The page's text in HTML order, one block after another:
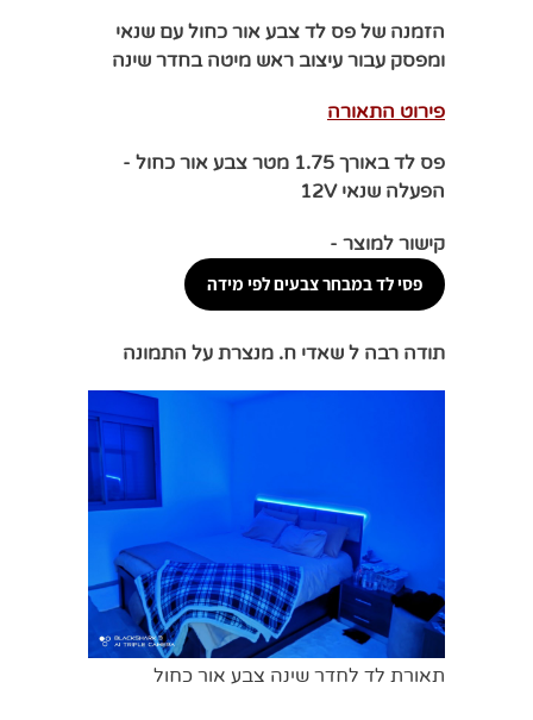
הזמנה של פס לד צבע אור כחול עם שנאי
ומפסק עבור עיצוב ראש מיטה בחדר שינה
פירוט התאורה
פס לד באורך 1.75 מטר צבע אור כחול -
הפעלה שנאי 12V
קישור למוצר -
פסי לד במבחר צבעים לפי מידה
תודה רבה ל שאדי ח. מנצרת על התמונה
תאורת לד לחדר שינה צבע אור כחול